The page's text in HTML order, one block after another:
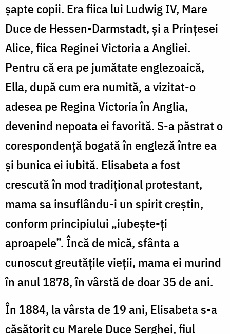
șapte copii. Era fiica lui Ludwig IV, Mare
Duce de Hessen-Darmstadt, și a Prințesei
Alice, fiica Reginei Victoria a Angliei.
Pentru că era pe jumătate englezoaică,
Ella, după cum era numită, a vizitat-o
adesea pe Regina Victoria în Anglia,
devenind nepoata ei favorită. S-a păstrat o
corespondență bogată în engleză între ea
și bunica ei iubită. Elisabeta a fost
crescută în mod tradițional protestant,
mama sa insuflându-i un spirit creștin,
conform principiului „iubește-ți
aproapele”. Încă de mică, sfânta a
cunoscut greutățile vieții, mama ei murind
în anul 1878, în vârstă de doar 35 de ani.
În 1884, la vârsta de 19 ani, Elisabeta s-a
căsătorit cu Marele Duce Serghei, fiul